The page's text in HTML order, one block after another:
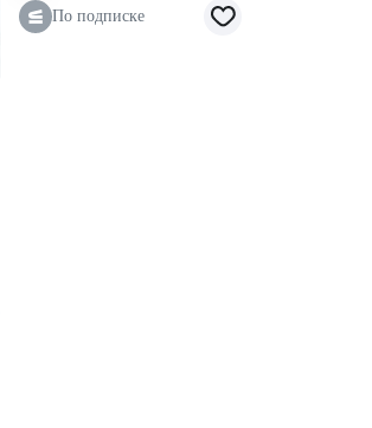
По подписке